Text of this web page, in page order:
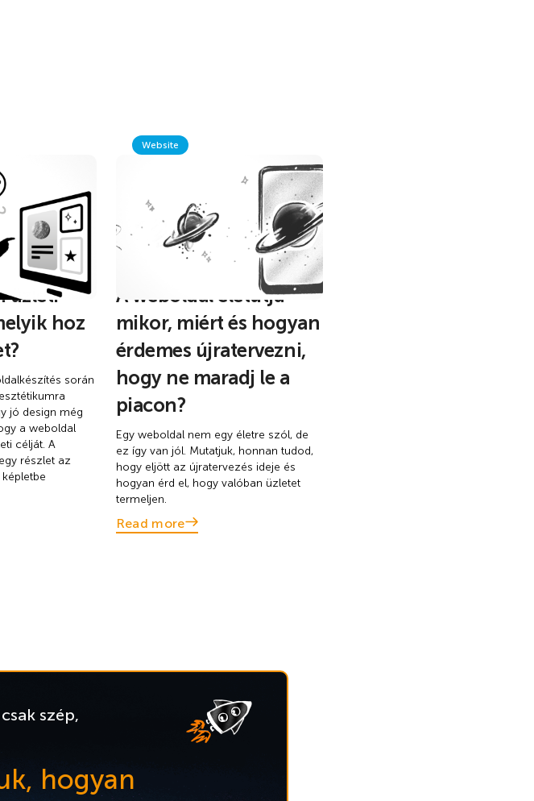
üzleti
hoz
során
jó design még
a weboldal
célját. A
részlet az
Website
A weboldal életútja –
mikor, miért és hogyan
érdemes újratervezni,
hogy ne maradj le a
piacon?
Egy weboldal nem egy életre szól, de
ez így van jól. Mutatjuk, honnan tudod,
hogy eljött az újratervezés ideje és
hogyan érd el, hogy valóban üzletet
termeljen.
Read more
szép,
hogyan